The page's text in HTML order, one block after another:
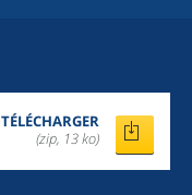
TÉLÉCHARGER
(zip, 13 ko)